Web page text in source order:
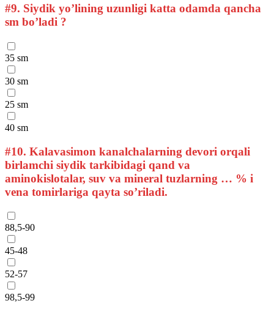
#9. Siydik yo’lining uzunligi katta odamda qancha
sm bo’ladi ?
35 sm
30 sm
25 sm
40 sm
#10. Kalavasimon kanalchalarning devori orqali
birlamchi siydik tarkibidagi qand va
aminokislotalar, suv va mineral tuzlarning … % i
vena tomirlariga qayta so’riladi.
88,5-90
45-48
52-57
98,5-99